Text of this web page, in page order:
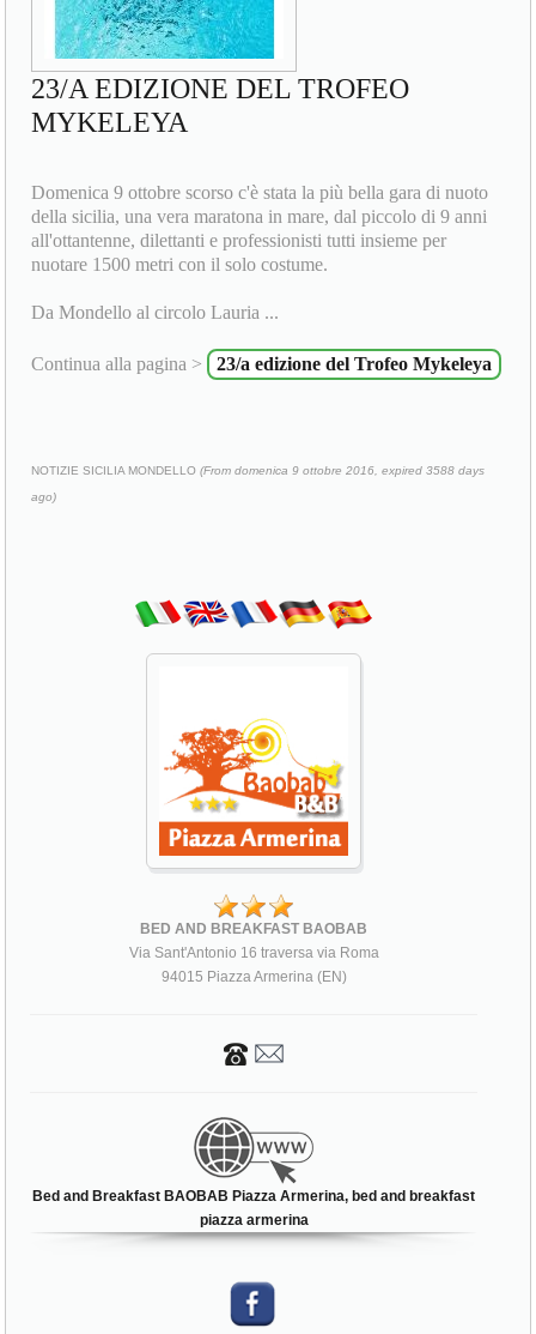
23/A EDIZIONE DEL TROFEO
MYKELEYA
Domenica 9 ottobre scorso c'è stata la più bella gara di nuoto
della sicilia, una vera maratona in mare, dal piccolo di 9 anni
all'ottantenne, dilettanti e professionisti tutti insieme per
nuotare 1500 metri con il solo costume.
Da Mondello al circolo Lauria ...
Continua alla pagina > 23/a edizione del Trofeo Mykeleya
NOTIZIE SICILIA MONDELLO(From domenica 9 ottobre 2016, expired 3588 days
ago)
BED AND BREAKFAST BAOBAB
Via Sant'Antonio 16 traversa via Roma
94015 Piazza Armerina (EN)
Bed and Breakfast BAOBAB Piazza Armerina, bed and breakfast
piazza armerina